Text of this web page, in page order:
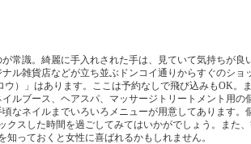
常識。綺麗に手入れされた手は、見ていて気持ちが良
ル雑貨店などが立ち並ぶドンコイ通りからすぐのショ
ウ）」はあります。ここは予約なしで飛び込みもOK。
ルブース、ヘアスパ、マッサージトリートメント用の
なネイルまでいろいろメニューが用意してあります。
クスした時間を過ごしてみてはいかがでしょう。また
っておくと女性に喜ばれるかもしれません。